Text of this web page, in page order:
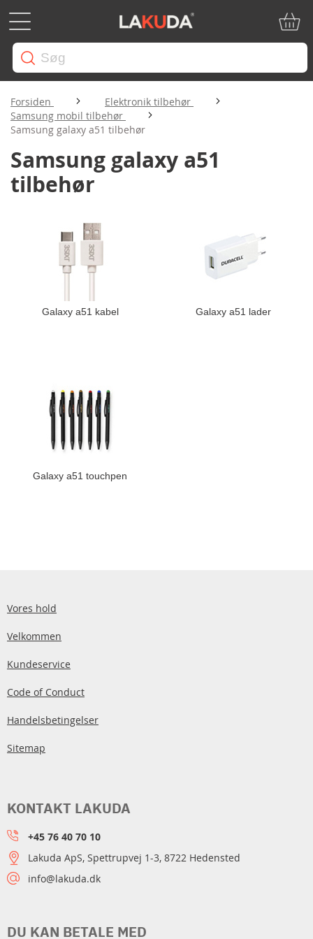
Forsiden
Elektronik tilbehør
Samsung mobil tilbehør
Samsung galaxy a51 tilbehør
Samsung galaxy a51
tilbehør
Galaxy a51 kabel Galaxy a51 lader
Galaxy a51 touchpen
Vores hold
Velkommen
Kundeservice
Code of Conduct
Handelsbetingelser
Sitemap
DU KAN BETALE MED
KONTAKT LAKUDA
+45 76 40 70 10
Lakuda ApS, Spettrupvej 1-3, 8722 Hedensted
info@lakuda.dk